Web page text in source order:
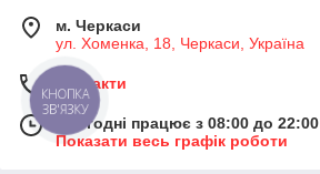
м. Черкаси
ул. ​Хоменка, 18, Черкаси, Україна
Контакти
Сьогодні працює з 08:00 до 22:00
Показати весь графік роботи
КНОПКА
ЗВ'ЯЗКУ